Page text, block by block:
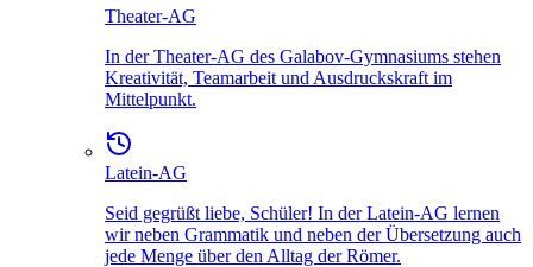
Theater-AG
In der Theater-AG des Galabov-Gymnasiums stehen
Kreativität, Teamarbeit und Ausdruckskraft im
Mittelpunkt.
Latein-AG
Seid gegrüßt liebe, Schüler! In der Latein-AG lernen
wir neben Grammatik und neben der Übersetzung auch
jede Menge über den Alltag der Römer.